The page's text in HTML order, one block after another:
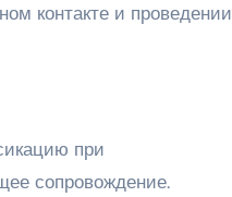
контакте и проведении
при
сопровождение.